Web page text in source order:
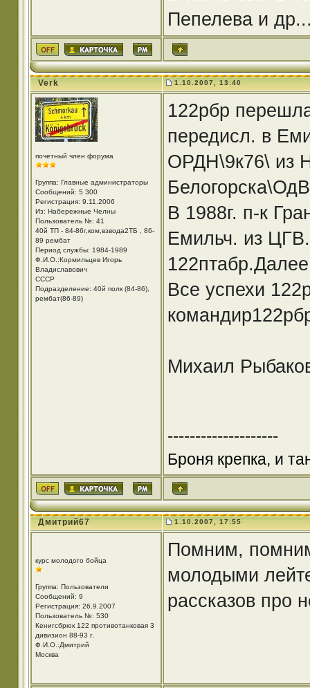
Пепелева и
Verk 1.10.2007, 13:40
почетный член форума
Группа: Главные администраторы
Сообщений: 5 300
Регистрация: 9.11.2006
Из: Набережные Челны
Пользователь №: 41
40й ТП - 84-86г,ком,взвода2ТБ , 86-
89 рембат
Период службы: 1984-1989
Ф.И.О.:Кормильцев Игорь
Владиславович
СССР
Подразделение: 40й полк (84-86),
рембат(86-89)
122рбр
передисл. в
ОРДН\9к76\ из
В 1988г. п-к
Емильч. из
Все успехи
Михаил
--------------------
Броня крепка, и
Дмитрий67 1.10.2007, 17:55
курс молодого бойца
Группа: Пользователи
Сообщений: 9
Регистрация: 26.9.2007
Пользователь №: 530
Кенигсбрюк 122 противотанковая 3
дивизион 88-93 г.
Ф.И.О.:Дмитрий
Москва
Помним,
молодыми
рассказов про